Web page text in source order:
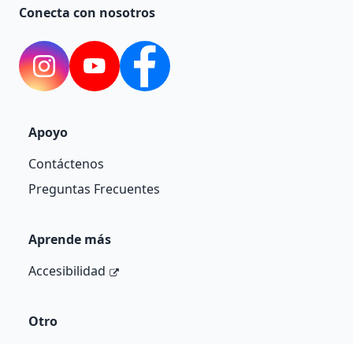
Conecta con nosotros
InstagramYouTube Facebook
Apoyo
Contáctenos
Preguntas Frecuentes
Aprende más
Accesibilidad
Otro